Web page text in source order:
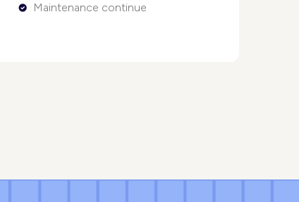
Maintenance continue